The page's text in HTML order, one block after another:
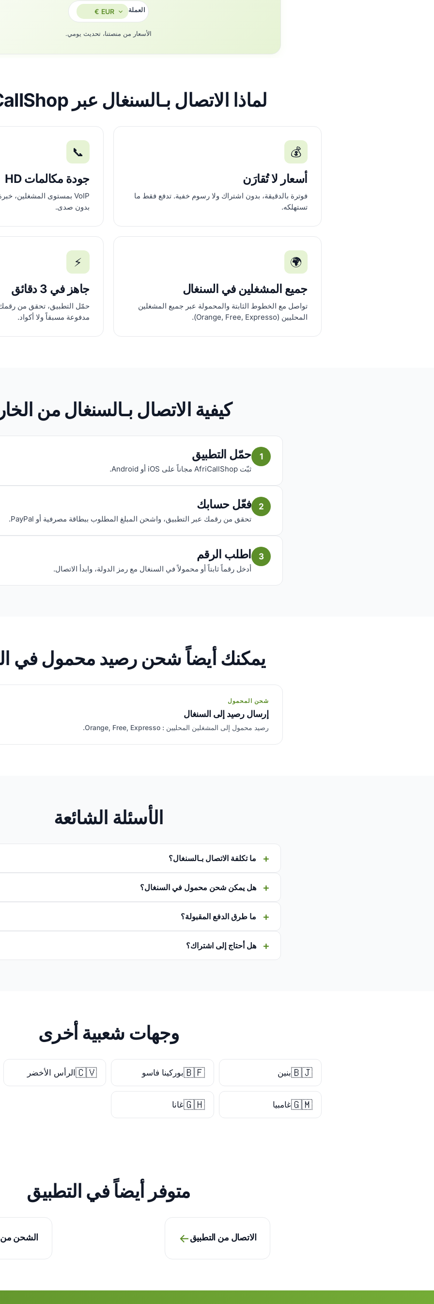
العملة
الأسعار من منصتنا، تحديث يومي.
لماذا الاتصال بـالسنغال عبر AfriCallShop؟
💰
أسعار لا تُقارَن
فوترة بالدقيقة، بدون اشتراك ولا رسوم خفية. تدفع فقط ما
تستهلكه.
📞
جودة مكالمات HD
بدون صدى.
🌍
جميع المشغلين في السنغال
تواصل مع الخطوط الثابتة والمحمولة عبر جميع المشغلين
المحليين (Orange, Free, Expresso).
⚡
جاهز في 3 دقائق
حمّل التطبيق، تحقق من
مدفوعة مسبقاً ولا أكواد.
كيفية الاتصال بـالسنغال من
1 حمّل التطبيق
ثبّت AfriCallShop مجاناً على iOS أو Android.
2 فعّل حسابك
تحقق من رقمك عبر التطبيق، واشحن المبلغ المطلوب ببطاقة مصرفية أو PayPal.
3 اطلب الرقم
أدخل رقماً ثابتاً أو محمولاً في السنغال مع رمز الدولة، وابدأ الاتصال.
يمكنك أيضاً شحن رصيد محمول في
شحن المحمول
إرسال رصيد إلى السنغال
رصيد محمول إلى المشغلين المحليين : Orange, Free, Expresso.
الأسئلة الشائعة
ما تكلفة الاتصال بـالسنغال؟
هل يمكن شحن محمول في السنغال؟
ما طرق الدفع المقبولة؟
هل أحتاج إلى اشتراك؟
وجهات شعبية أخرى
🇧🇯بنين 🇧🇫بوركينا فاسو 🇨🇻 الرأس الأخضر
🇬🇲غامبيا 🇬🇭غانا
متوفر أيضاً في التطبيق
الاتصال من التطبيق→ الشحن من